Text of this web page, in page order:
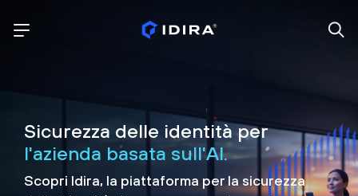
Sicurezza delle identità per
l'azienda basata sull'AI.
Scopri Idira, la piattaforma per la sicurezza